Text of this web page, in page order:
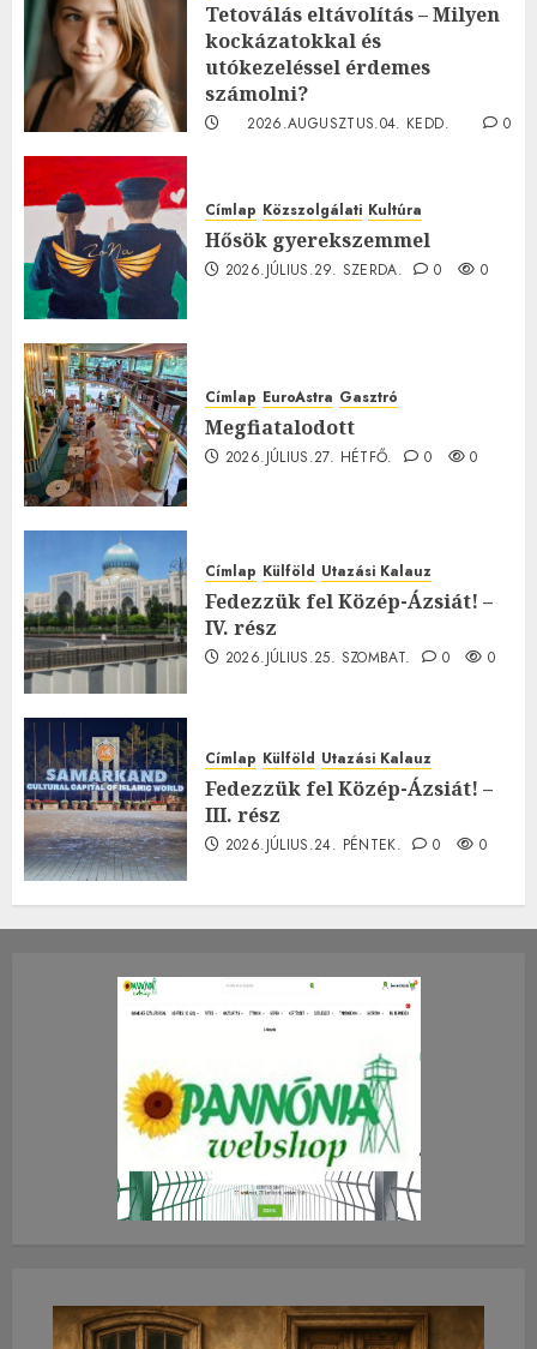
Tetoválás eltávolítás – Milyen
kockázatokkal és
utókezeléssel érdemes
számolni?
2026.AUGUSZTUS.04. KEDD.
0
Címlap Közszolgálati Kultúra
Hősök gyerekszemmel
2026.JÚLIUS.29. SZERDA. 0 0
Címlap EuroAstra Gasztró
Megfiatalodott
2026.JÚLIUS.27. HÉTFŐ. 0 0
Címlap Külföld Utazási Kalauz
Fedezzük fel Közép-Ázsiát! –
IV. rész
2026.JÚLIUS.25. SZOMBAT. 0 0
Címlap Külföld Utazási Kalauz
Fedezzük fel Közép-Ázsiát! –
III. rész
2026.JÚLIUS.24. PÉNTEK. 0 0